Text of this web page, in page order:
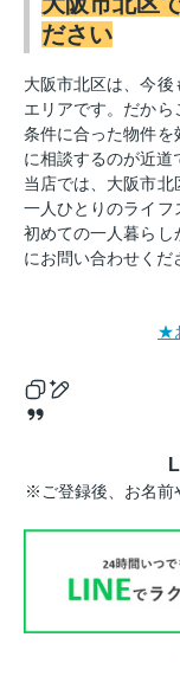
ださい
大阪市北区は、今
エリアです。だから
条件に合った物件を
に相談するのが近道
当店では、大阪市
一人ひとりのライフ
初めての一人暮らし
にお問い合わせくだ
★
※ご登録後、お名前